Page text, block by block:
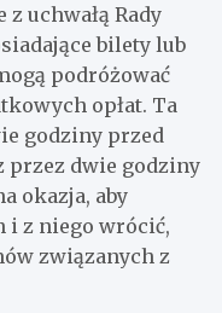
uchwałą Rady
bilety lub
podróżować
opłat. Ta
godziny przed
przez dwie godziny
okazja, aby
i z niego wrócić,
związanych z